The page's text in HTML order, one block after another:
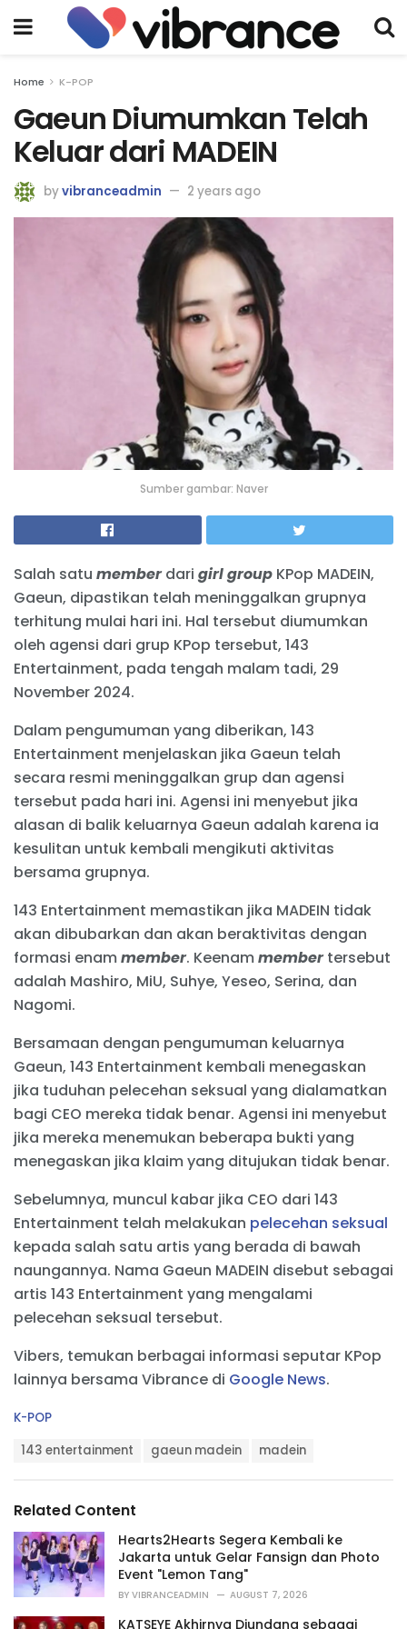
Home K-POP
Gaeun Diumumkan Telah
Keluar dari MADEIN
byvibranceadmin 2 years ago
Sumber gambar: Naver
Salah satu memberdari girl group KPop MADEIN,
Gaeun, dipastikan telah meninggalkan grupnya
terhitung mulai hari ini. Hal tersebut diumumkan
oleh agensi dari grup KPop tersebut, 143
Entertainment, pada tengah malam tadi, 29
November 2024.
Dalam pengumuman yang diberikan, 143
Entertainment menjelaskan jika Gaeun telah
secara resmi meninggalkan grup dan agensi
tersebut pada hari ini. Agensi ini menyebut jika
alasan di balik keluarnya Gaeun adalah karena ia
kesulitan untuk kembali mengikuti aktivitas
bersama grupnya.
143 Entertainment memastikan jika MADEIN tidak
akan dibubarkan dan akan beraktivitas dengan
formasi enammember. Keenammembertersebut
adalah Mashiro, MiU, Suhye, Yeseo, Serina, dan
Nagomi.
Bersamaan dengan pengumuman keluarnya
Gaeun, 143 Entertainment kembali menegaskan
jika tuduhan pelecehan seksual yang dialamatkan
bagi CEO mereka tidak benar. Agensi ini menyebut
jika mereka menemukan beberapa bukti yang
menegaskan jika klaim yang ditujukan tidak benar.
Sebelumnya, muncul kabar jika CEO dari 143
Entertainment telah melakukan pelecehan seksual
kepada salah satu artis yang berada di bawah
naungannya. Nama Gaeun MADEIN disebut sebagai
artis 143 Entertainment yang mengalami
pelecehan seksual tersebut.
Vibers, temukan berbagai informasi seputar KPop
lainnya bersama Vibrance di Google News.
C
r
i
e
s
:
K-POP
:
143 entertainment gaeun madein madein
Related Content
Hearts2Hearts Segera Kembali ke
Jakarta untuk Gelar Fansign dan Photo
Event "Lemon Tang"
BY VIBRANCEADMIN AUGUST 7, 2026
KATSEYE Akhirnya Diundang sebagai